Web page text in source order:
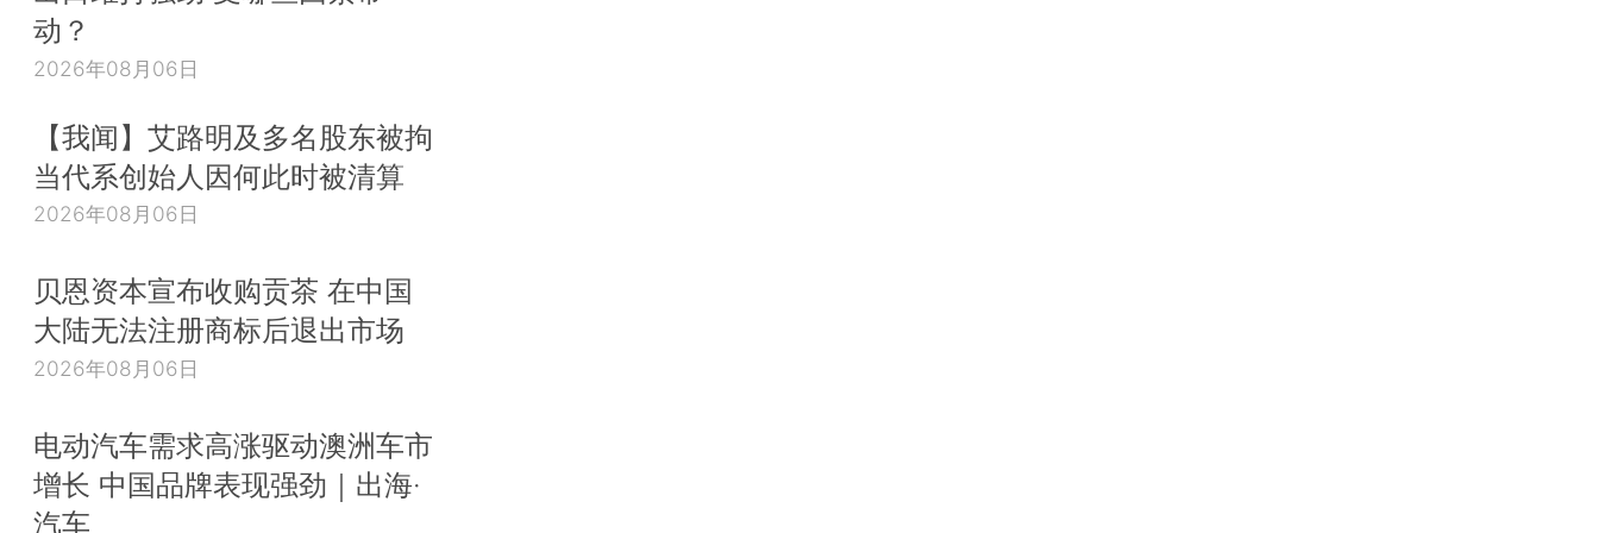
动？
2026年08月06日
【我闻】艾路明及多名股东被拘
当代系创始人因何此时被清算
2026年08月06日
贝恩资本宣布收购贡茶 在中国
大陆无法注册商标后退出市场
2026年08月06日
电动汽车需求高涨驱动澳洲车市
增长 中国品牌表现强劲｜出海·
汽车